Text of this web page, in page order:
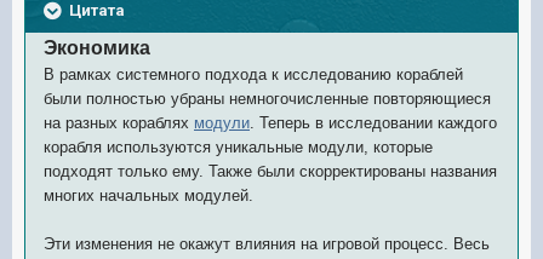
Цитата
Экономика
В рамках системного подхода к исследованию кораблей
были полностью убраны немногочисленные повторяющиеся
на разных кораблях модули. Теперь в исследовании каждого
корабля используются уникальные модули, которые
подходят только ему. Также были скорректированы названия
многих начальных модулей.
Эти изменения не окажут влияния на игровой процесс. Весь